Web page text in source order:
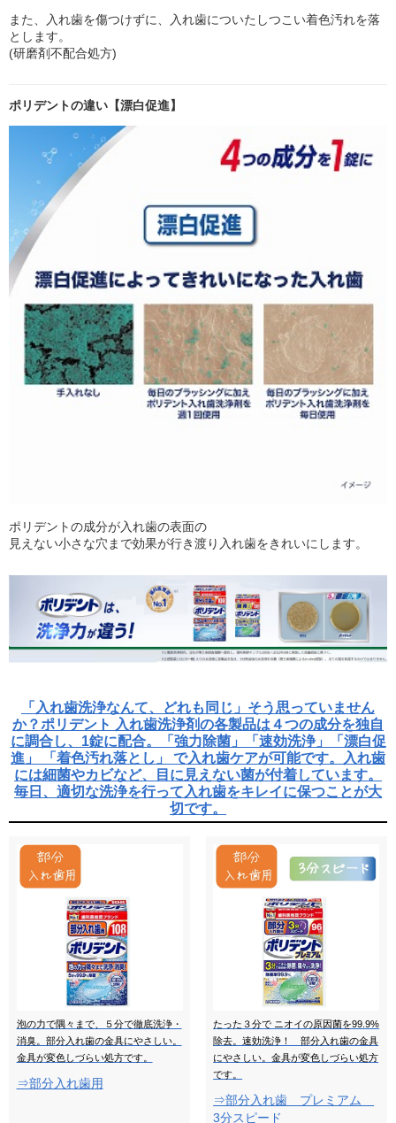
また、入れ歯を傷つけずに、入れ歯についたしつこい着色汚れを落
とします。
(研磨剤不配合処方)
ポリデントの違い【漂白促進】
ポリデントの成分が入れ歯の表面の
見えない小さな穴まで効果が行き渡り入れ歯をきれいにします。
「入れ歯洗浄なんて、どれも同じ」そう思っていません
か？ポリデント 入れ歯洗浄剤の各製品は４つの成分を独自
に調合し、1錠に配合。「強力除菌」「速効洗浄」「漂白促
進」 「着色汚れ落とし」 で入れ歯ケアが可能です。入れ歯
には細菌やカビなど、目に見えない菌が付着しています。
毎日、適切な洗浄を行って入れ歯をキレイに保つことが大
切です。
泡の力で隅々まで、５分で徹底洗浄・
消臭。部分入れ歯の金具にやさしい。
金具が変色しづらい処方です。
⇒部分入れ歯用
たった３分で ニオイの原因菌を99.9%
除去。速効洗浄！ 部分入れ歯の金具
にやさしい。金具が変色しづらい処方
です。
⇒部分入れ歯 プレミアム
3分スピード